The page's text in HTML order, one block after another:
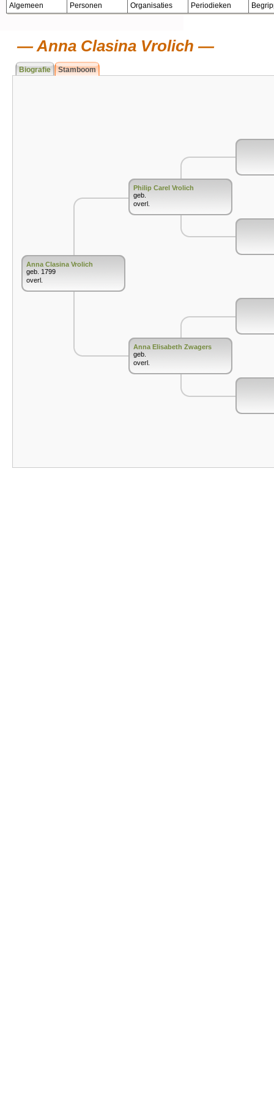
Algemeen Personen Organisaties Periodieken
Anna Clasina Vrolich
Biografie Stamboom
Anna Clasina Vrolich
geb. 1799
overl.
Philip Carel Vrolich
geb.
overl.
Anna Elisabeth Zwagers
geb.
overl.